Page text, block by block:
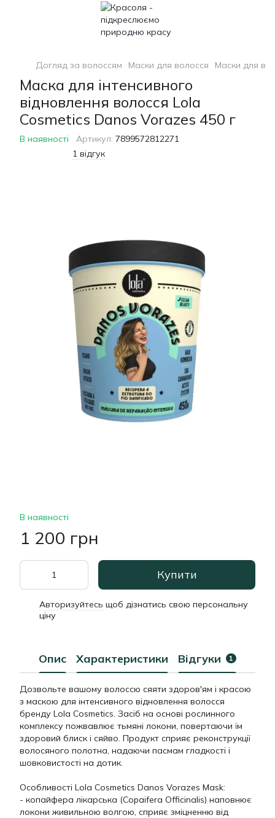
Догляд за волоссям Маски для волосся Маски для
Маска для інтенсивного
відновлення волосся Lola
Cosmetics Danos Vorazes 450 г
В наявності Артикул: 7899572812271
1 відгук
В наявності
1 200 грн
Купити
Авторизуйтесь щоб дізнатись свою персональну
ціну
Опис Характеристики Відгуки 1
Дозвольте вашому волоссю сяяти здоров'ям і красою
з маскою для інтенсивного відновлення волосся
бренду Lola Cosmetics. Засіб на основі рослинного
комплексу пожвавлює тьмяні локони, повертаючи їм
здоровий блиск і сяйво. Продукт сприяє реконструкції
волосяного полотна, надаючи пасмам гладкості і
шовковистості на дотик.
Особливості Lola Cosmetics Danos Vorazes Mask:
- копайфера лікарська (Copaifera Officinalis) наповнює
локони живильною волгою, сприяє зміцненню від